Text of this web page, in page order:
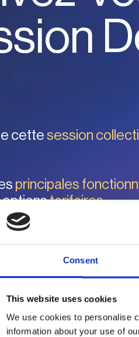
Consent
This website uses cookies
We use cookies to personalise
information about your use of
cettesession
principales
optionstarifaires
direct du
réponses